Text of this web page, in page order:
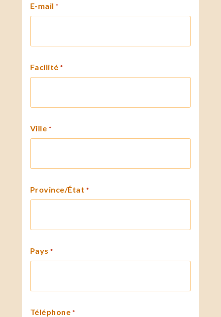
E-mail *
Facilité *
Ville *
Province/État *
Pays *
Téléphone *